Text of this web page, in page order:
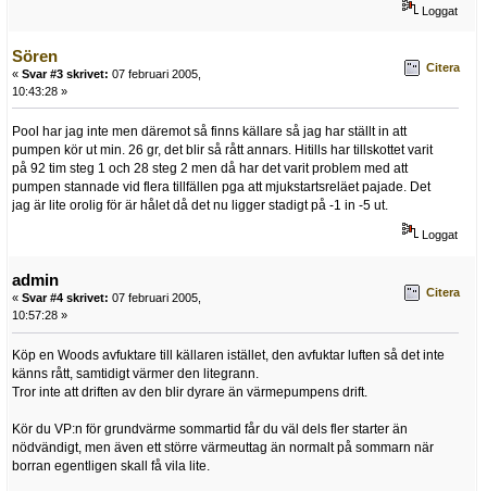
Loggat
Sören
« Svar #3 skrivet: 07 februari 2005,
10:43:28 »
Citera
Pool har jag inte men däremot så finns källare så jag har ställt in att
pumpen kör ut min. 26 gr, det blir så rått annars. Hitills har tillskottet varit
på 92 tim steg 1 och 28 steg 2 men då har det varit problem med att
pumpen stannade vid flera tillfällen pga att mjukstartsreläet pajade. Det
jag är lite orolig för är hålet då det nu ligger stadigt på -1 in -5 ut.
Loggat
admin
« Svar #4 skrivet: 07 februari 2005,
10:57:28 »
Citera
Köp en Woods avfuktare till källaren istället, den avfuktar luften så det inte
känns rått, samtidigt värmer den litegrann.
Tror inte att driften av den blir dyrare än värmepumpens drift.
Kör du VP:n för grundvärme sommartid får du väl dels fler starter än
nödvändigt, men även ett större värmeuttag än normalt på sommarn när
borran egentligen skall få vila lite.